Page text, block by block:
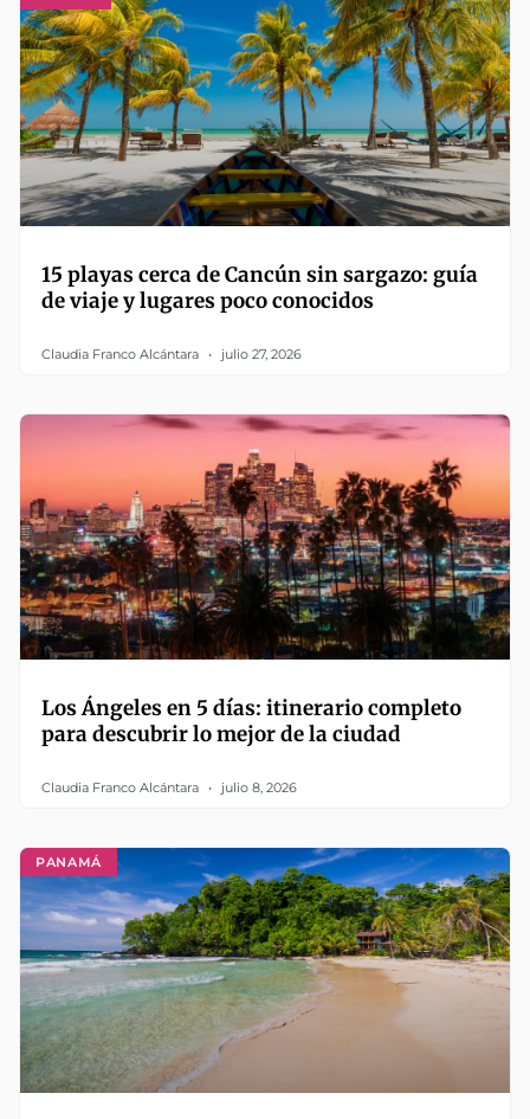
15 playas cerca de Cancún sin sargazo: guía
de viaje y lugares poco conocidos
Claudia Franco Alcántara julio 27, 2026
Los Ángeles en 5 días: itinerario completo
para descubrir lo mejor de la ciudad
Claudia Franco Alcántara julio 8, 2026
PANAMÁ